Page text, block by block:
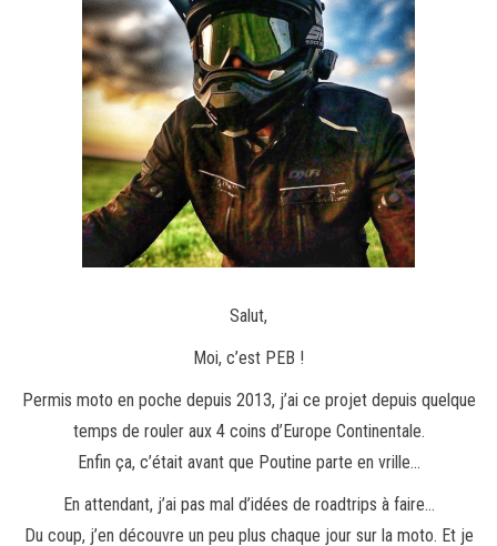
Salut,
Moi, c’est PEB !
Permis moto en poche depuis 2013, j’ai ce projet depuis quelque
temps de rouler aux 4 coins d’Europe Continentale.
Enfin ça, c’était avant que Poutine parte en vrille…
En attendant, j’ai pas mal d’idées de roadtrips à faire…
Du coup, j’en découvre un peu plus chaque jour sur la moto. Et je